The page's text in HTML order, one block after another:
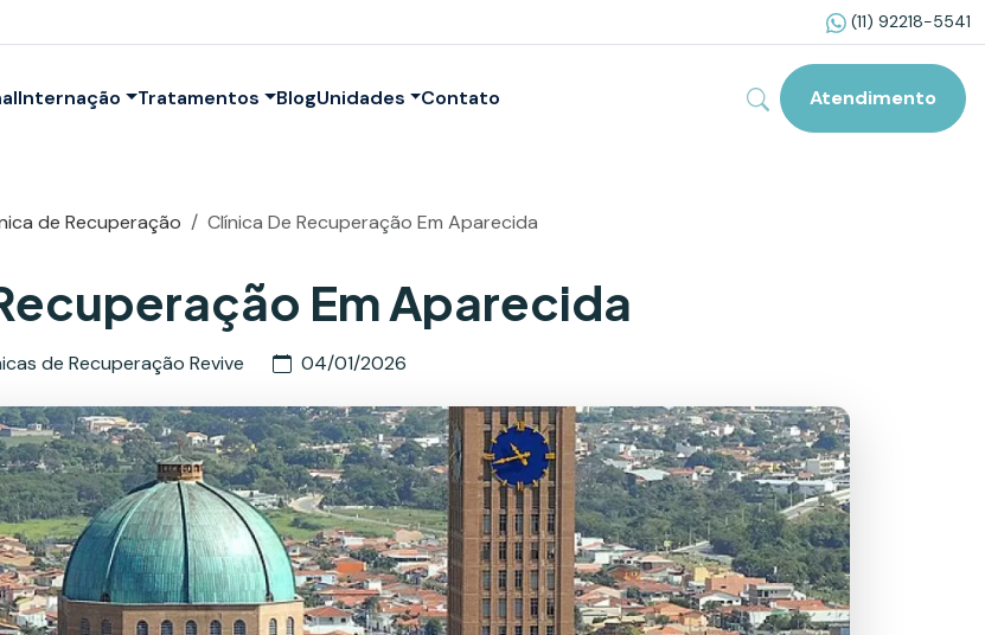
(11) 92218-5541
Internação Tratamentos BlogUnidades Contato Atendimento
de Recuperação Clínica De Recuperação Em Aparecida
Em Aparecida
de Recuperação Revive 04/01/2026